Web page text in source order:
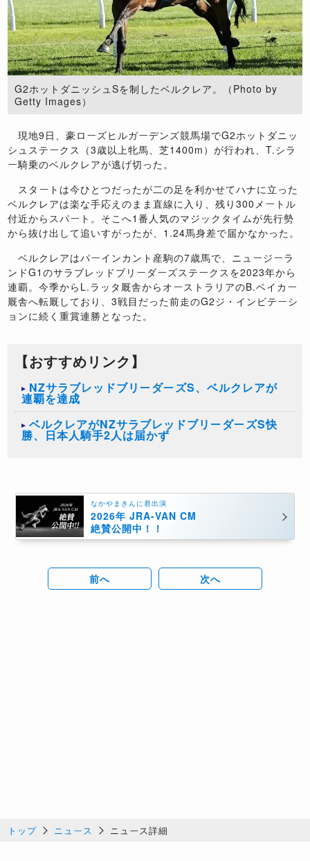
G2ホットダニッシュSを制したベルクレア。（Photo by
Getty Images）
現地9日、豪ローズヒルガーデンズ競馬場でG2ホットダニッ
シュステークス（3歳以上牝馬、芝1400m）が行われ、T.シラ
ー騎乗のベルクレアが逃げ切った。
スタートは今ひとつだったが二の足を利かせてハナに立った
ベルクレアは楽な手応えのまま直線に入り、残り300メートル
付近からスパート。そこへ1番人気のマジックタイムが先行勢
から抜け出して追いすがったが、1.24馬身差で届かなかった。
ベルクレアはパーインカント産駒の7歳馬で、ニュージーラ
ンドG1のサラブレッドブリーダーズステークスを2023年から
連覇。今季からL.ラッタ厩舎からオーストラリアのB.ベイカー
厩舎へ転厩しており、3戦目だった前走のG2ジ・インビテーシ
ョンに続く重賞連勝となった。
【おすすめリンク】
NZサラブレッドブリーダーズS、ベルクレアが
連覇を達成
​ベルクレアがNZサラブレッドブリーダーズS快
勝、日本人騎手2人は届かず
なかやまきんに君出演
2026年 JRA-VAN CM
絶賛公開中！！
前へ 次へ
トップ ニュース ニュース詳細